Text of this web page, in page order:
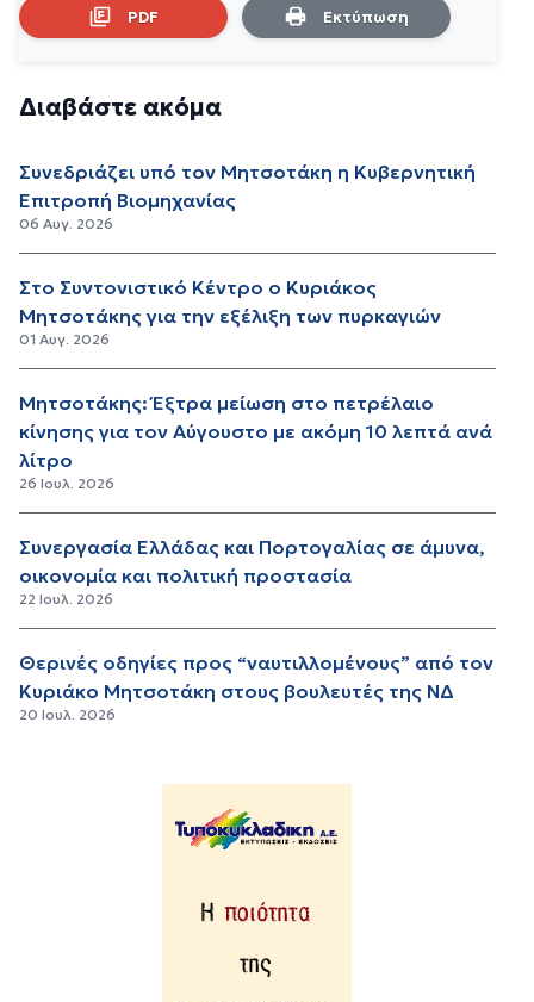
PDF Εκτύπωση
Διαβάστε ακόμα
Συνεδριάζει υπό τον Μητσοτάκη η Κυβερνητική
Επιτροπή Βιομηχανίας
06 Αυγ. 2026
Στο Συντονιστικό Κέντρο ο Κυριάκος
Μητσοτάκης για την εξέλιξη των πυρκαγιών
01 Αυγ. 2026
Μητσοτάκης: Έξτρα μείωση στο πετρέλαιο
κίνησης για τον Αύγουστο με ακόμη 10 λεπτά ανά
λίτρο
26 Ιουλ. 2026
Συνεργασία Ελλάδας και Πορτογαλίας σε άμυνα,
οικονομία και πολιτική προστασία
22 Ιουλ. 2026
Θερινές οδηγίες προς “ναυτιλλομένους” από τον
Κυριάκο Μητσοτάκη στους βουλευτές της ΝΔ
20 Ιουλ. 2026